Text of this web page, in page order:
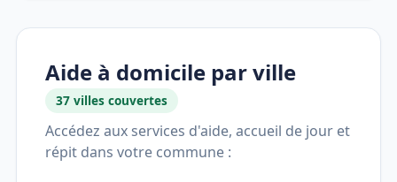
Aide à domicile par ville
37 villes couvertes
Accédez aux services d'aide, accueil de jour et
répit dans votre commune :